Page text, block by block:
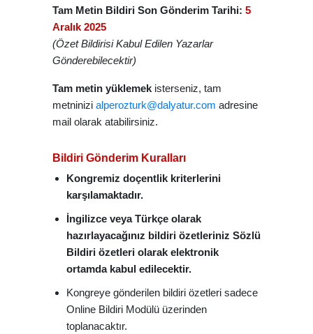
Tam Metin Bildiri Son Gönderim Tarihi: 5
Aralık 2025
(Özet Bildirisi Kabul Edilen Yazarlar
Gönderebilecektir)
Tam metin yüklemek isterseniz, tam
metninizi alperozturk@dalyatur.com adresine
mail olarak atabilirsiniz.
Bildiri Gönderim Kuralları
Kongremiz doçentlik kriterlerini
karşılamaktadır.
İngilizce veya Türkçe olarak
hazırlayacağınız bildiri özetleriniz Sözlü
Bildiri özetleri olarak elektronik
ortamda kabul edilecektir.
Kongreye gönderilen bildiri özetleri sadece
Online Bildiri Modülü üzerinden
toplanacaktır.